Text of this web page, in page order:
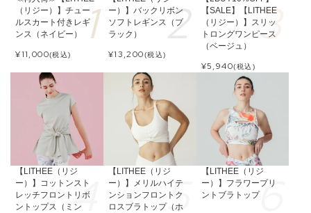
（リジー）】チュー
ルスカート付きレギ
ンス（ネイビー）
¥11,000(税込)
ー）】バックリボン
ソフトレギンス（ブ
ラック）
¥13,200(税込)
【SALE】【LITHEE
（リジー）】スリッ
トロングワンピース
（ベージュ）
¥5,940(税込)
【LITHEE（リジ
ー）】コットンスト
レッチフロントリボ
ントップス（ミン
【LITHEE（リジ
ー）】メリルハイテ
ンションフロントク
ロスブラトップ（ホ
【LITHEE（リジ
ー）】フラワープリ
ントブラトップ